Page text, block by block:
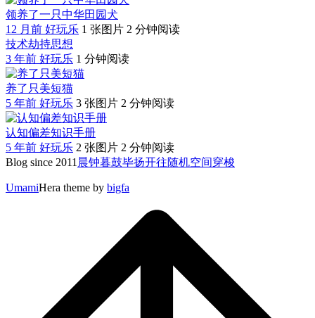
领养了一只中华田园犬
12 月前 好玩乐 1 张图片 2 分钟阅读
技术劫持思想
3 年前 好玩乐 1 分钟阅读
养了只美短猫
5 年前 好玩乐 3 张图片 2 分钟阅读
认知偏差知识手册
5 年前 好玩乐 2 张图片 2 分钟阅读
Blog since 2011 晨钟暮鼓毕扬开往随机空间穿梭
UmamiHera theme by bigfa